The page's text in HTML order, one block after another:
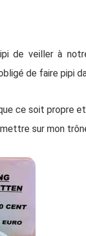
de veiller à
de faire pipi
ce soit propre
sur mon